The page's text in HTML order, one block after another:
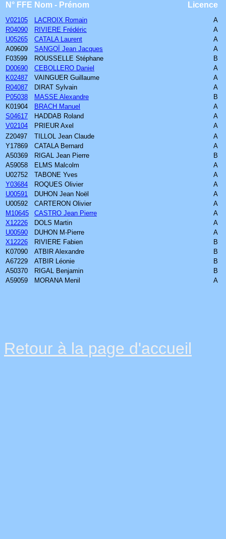
N° FFE Nom - Prénom Licence
V02105 LACROIX Romain
A
R04090
RIVIERE Frédéric
A
U05265
CATALA Laurent
A
A09609
SANGOÏ Jean Jacques
A
F03599
ROUSSELLE Stéphane
B
D00690
CEBOLLERO Daniel
A
K02487
VAINGUER Guillaume
A
R04087
DIRAT Sylvain
A
P05038
MASSE Alexandre
B
K01904
BRACH Manuel
A
S04617
HADDAB Roland
A
V02104
PRIEUR Axel
A
Z20497
TILLOL Jean Claude
A
Y17869
CATALA Bernard
A
A50369
RIGAL Jean Pierre
B
A59058
ELMS Malcolm
A
U02752
TABONE Yves
A
Y03684
ROQUES Olivier
A
U00591
DUHON Jean Noël
A
U00592
CARTERON Olivier
A
M10645
CASTRO Jean Pierre
A
X12226
DOLS Martin
A
U00590
DUHON M-Pierre
A
X12226
RIVIERE Fabien
B
K07090
ATBIR Alexandre
B
A67229
ATBIR Léonie
B
A50370
RIGAL Benjamin
B
A59059
MORANA Menil A
Retour à la page d'accueil